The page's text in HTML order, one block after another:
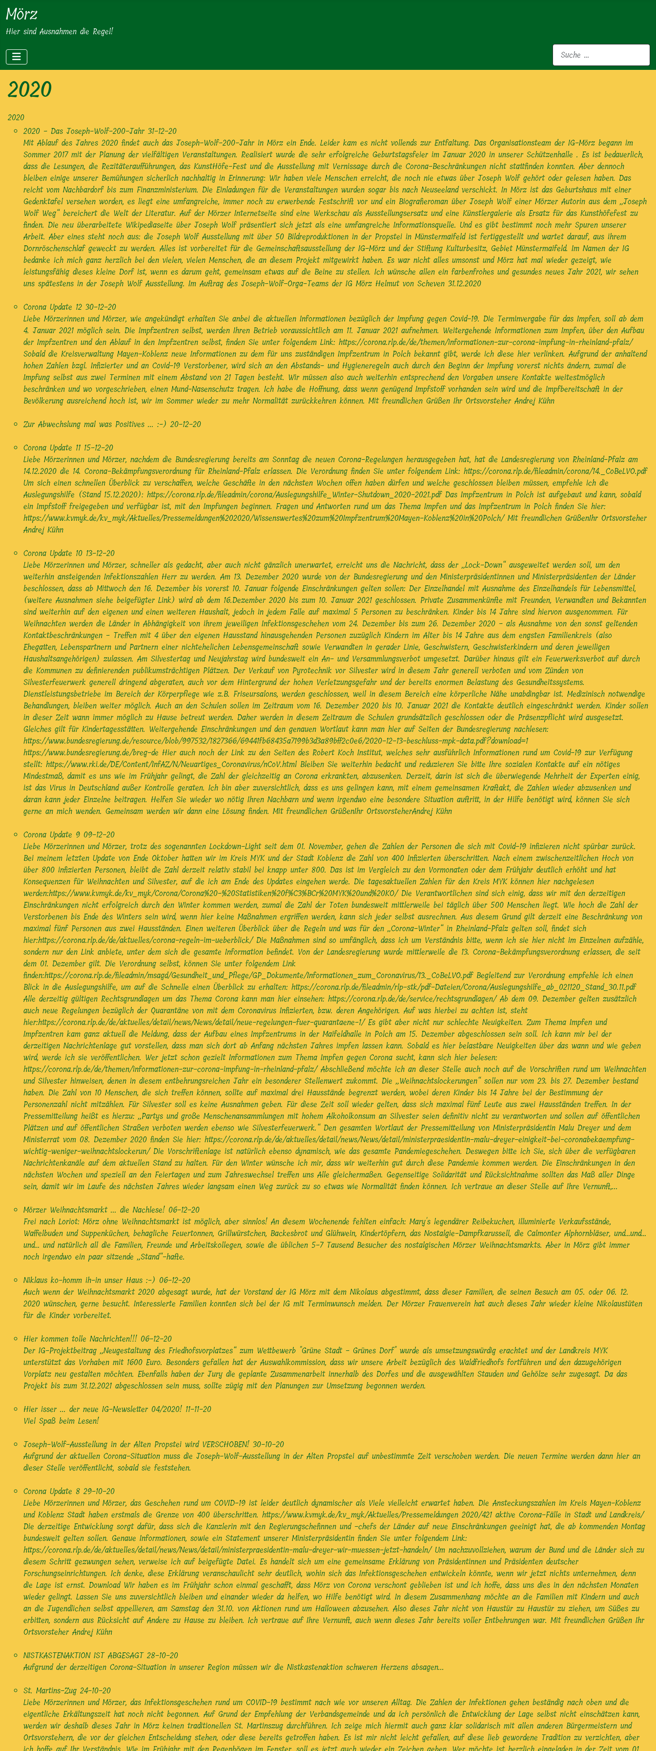
Mörz
Hier sind Ausnahmen die Regel!
Suchen
2020
2020
2020 - Das Joseph-Wolf-200-Jahr 31-12-20
Mit Ablauf des Jahres 2020 findet auch das Joseph-Wolf-200-Jahr in Mörz ein Ende. Leider kam es nicht vollends zur Entfaltung. Das Organisationsteam der IG-Mörz begann im
Sommer 2017 mit der Planung der vielfältigen Veranstaltungen. Realisiert wurde die sehr erfolgreiche Geburtstagsfeier im Januar 2020 in unserer Schützenhalle . Es ist bedauerlich,
dass die Lesungen, die Rezitäteraufführungen, das KunstHöfe-Fest und die Ausstellung mit Vernissage durch die Corona-Beschränkungen nicht stattfinden konnten. Aber dennoch
bleiben einige unserer Bemühungen sicherlich nachhaltig in Erinnerung: Wir haben viele Menschen erreicht, die noch nie etwas über Joseph Wolf gehört oder gelesen haben. Das
reicht vom Nachbardorf bis zum Finanzministerium. Die Einladungen für die Veranstaltungen wurden sogar bis nach Neuseeland verschickt. In Mörz ist das Geburtshaus mit einer
Gedenktafel versehen worden, es liegt eine umfangreiche, immer noch zu erwerbende Festschrift vor und ein Biografieroman über Joseph Wolf einer Mörzer Autorin aus dem „Joseph
Wolf Weg“ bereichert die Welt der Literatur. Auf der Mörzer Internetseite sind eine Werkschau als Ausstellungsersatz und eine Künstlergalerie als Ersatz für das Kunsthöfefest zu
finden. Die neu überarbeitete Wikipediaseite über Joseph Wolf präsentiert sich jetzt als eine umfangreiche Informationsquelle. Und es gibt bestimmt noch mehr Spuren unserer
Arbeit. Aber eines steht noch aus: die Joseph Wolf Ausstellung mit über 50 Bildreproduktionen in der Propstei in Münstermaifeld ist fertiggestellt und wartet darauf, aus ihrem
Dornröschenschlaf geweckt zu werden. Alles ist vorbereitet für die Gemeinschaftsausstellung der IG-Mörz und der Stiftung Kulturbesitz, Gebiet Münstermaifeld. Im Namen der IG
bedanke ich mich ganz herzlich bei den vielen, vielen Menschen, die an diesem Projekt mitgewirkt haben. Es war nicht alles umsonst und Mörz hat mal wieder gezeigt, wie
leistungsfähig dieses kleine Dorf ist, wenn es darum geht, gemeinsam etwas auf die Beine zu stellen. Ich wünsche allen ein farbenfrohes und gesundes neues Jahr 2021, wir sehen
uns spätestens in der Joseph Wolf Ausstellung. Im Auftrag des Joseph-Wolf-Orga-Teams der IG Mörz Helmut von Scheven 31.12.2020
Corona Update 12 30-12-20
Liebe Mörzerinnen und Mörzer, wie angekündigt erhalten Sie anbei die aktuellen Informationen bezüglich der Impfung gegen Covid-19. Die Terminvergabe für das Impfen, soll ab dem
4. Januar 2021 möglich sein. Die Impfzentren selbst, werden Ihren Betrieb voraussichtlich am 11. Januar 2021 aufnehmen. Weitergehende Informationen zum Impfen, über den Aufbau
der Impfzentren und den Ablauf in den Impfzentren selbst, finden Sie unter folgendem Link: https://corona.rlp.de/de/themen/informationen-zur-corona-impfung-in-rheinland-pfalz/
Sobald die Kreisverwaltung Mayen-Koblenz neue Informationen zu dem für uns zuständigen Impfzentrum in Polch bekannt gibt, werde ich diese hier verlinken. Aufgrund der anhaltend
hohen Zahlen bzgl. Infizierter und an Covid-19 Verstorbener, wird sich an den Abstands- und Hygieneregeln auch durch den Beginn der Impfung vorerst nichts ändern, zumal die
Impfung selbst aus zwei Terminen mit einem Abstand von 21 Tagen besteht. Wir müssen also auch weiterhin entsprechend den Vorgaben unsere Kontakte weitestmöglich
beschränken und wo vorgeschrieben, einen Mund-Nasenschutz tragen. Ich habe die Hoffnung, dass wenn genügend Impfstoff vorhanden sein wird und die Impfbereitschaft in der
Bevölkerung ausreichend hoch ist, wir im Sommer wieder zu mehr Normalität zurückkehren können. Mit freundlichen Grüßen Ihr Ortsvorsteher Andrej Kühn
Zur Abwechslung mal was Positives ... :-) 20-12-20
Corona Update 11 15-12-20
Liebe Mörzerinnen und Mörzer, nachdem die Bundesregierung bereits am Sonntag die neuen Corona-Regelungen herausgegeben hat, hat die Landesregierung von Rheinland-Pfalz am
14.12.2020 die 14. Corona-Bekämpfungsverordnung für Rheinland-Pfalz erlassen. Die Verordnung finden Sie unter folgendem Link: https://corona.rlp.de/fileadmin/corona/14._CoBeLVO.pdf
Um sich einen schnellen Überblick zu verschaffen, welche Geschäfte in den nächsten Wochen offen haben dürfen und welche geschlossen bleiben müssen, empfehle ich die
Auslegungshilfe (Stand 15.12.2020): https://corona.rlp.de/fileadmin/corona/Auslegungshilfe_Winter-Shutdown_2020-2021.pdf Das Impfzentrum in Polch ist aufgebaut und kann, sobald
ein Impfstoff freigegeben und verfügbar ist, mit den Impfungen beginnen. Fragen und Antworten rund um das Thema Impfen und das Impfzentrum in Polch finden Sie hier:
https://www.kvmyk.de/kv_myk/Aktuelles/Pressemeldungen%202020/Wissenswertes%20zum%20Impfzentrum%20Mayen-Koblenz%20in%20Polch/ Mit freundlichen GrüßenIhr Ortsvorsteher
Andrej Kühn
Corona Update 10 13-12-20
Liebe Mörzerinnen und Mörzer, schneller als gedacht, aber auch nicht gänzlich unerwartet, erreicht uns die Nachricht, dass der „Lock-Down“ ausgeweitet werden soll, um den
weiterhin ansteigenden Infektionszahlen Herr zu werden. Am 13. Dezember 2020 wurde von der Bundesregierung und den Ministerpräsidentinnen und Ministerpräsidenten der Länder
beschlossen, dass ab Mittwoch den 16. Dezember bis vorerst 10. Januar folgende Einschränkungen gelten sollen: Der Einzelhandel mit Ausnahme des Einzelhandels für Lebensmittel,
(weitere Ausnahmen siehe beigefügter Link) wird ab dem 16.Dezember 2020 bis zum 10. Januar 2021 geschlossen. Private Zusammenkünfte mit Freunden, Verwandten und Bekannten
sind weiterhin auf den eigenen und einen weiteren Haushalt, jedoch in jedem Falle auf maximal 5 Personen zu beschränken. Kinder bis 14 Jahre sind hiervon ausgenommen. Für
Weihnachten werden die Länder in Abhängigkeit von ihrem jeweiligen Infektionsgeschehen vom 24. Dezember bis zum 26. Dezember 2020 - als Ausnahme von den sonst geltenden
Kontaktbeschränkungen - Treffen mit 4 über den eigenen Hausstand hinausgehenden Personen zuzüglich Kindern im Alter bis 14 Jahre aus dem engsten Familienkreis (also
Ehegatten, Lebenspartnern und Partnern einer nichtehelichen Lebensgemeinschaft sowie Verwandten in gerader Linie, Geschwistern, Geschwisterkindern und deren jeweiligen
Haushaltsangehörigen) zulassen. Am Silvestertag und Neujahrstag wird bundesweit ein An- und Versammlungsverbot umgesetzt. Darüber hinaus gilt ein Feuerwerksverbot auf durch
die Kommunen zu definierenden publikumsträchtigen Plätzen. Der Verkauf von Pyrotechnik vor Silvester wird in diesem Jahr generell verboten und vom Zünden von
Silvesterfeuerwerk generell dringend abgeraten, auch vor dem Hintergrund der hohen Verletzungsgefahr und der bereits enormen Belastung des Gesundheitssystems.
Dienstleistungsbetriebe im Bereich der Körperpflege wie z.B. Friseursalons, werden geschlossen, weil in diesem Bereich eine körperliche Nähe unabdingbar ist. Medizinisch notwendige
Behandlungen, bleiben weiter möglich. Auch an den Schulen sollen im Zeitraum vom 16. Dezember 2020 bis 10. Januar 2021 die Kontakte deutlich eingeschränkt werden. Kinder sollen
in dieser Zeit wann immer möglich zu Hause betreut werden. Daher werden in diesem Zeitraum die Schulen grundsätzlich geschlossen oder die Präsenzpflicht wird ausgesetzt.
Gleiches gilt für Kindertagesstätten. Weitergehende Einschränkungen und den genauen Wortlaut kann man hier auf Seiten der Bundesregierung nachlesen:
https://www.bundesregierung.de/resource/blob/997532/1827366/69441fb68435a7199b3d3a89bff2c0e6/2020-12-13-beschluss-mpk-data.pdf?download=1
https://www.bundesregierung.de/breg-de Hier auch noch der Link zu den Seiten des Robert Koch Institut, welches sehr ausführlich Informationen rund um Covid-19 zur Verfügung
stellt: https://www.rki.de/DE/Content/InfAZ/N/Neuartiges_Coronavirus/nCoV.html Bleiben Sie weiterhin bedacht und reduzieren Sie bitte Ihre sozialen Kontakte auf ein nötiges
Mindestmaß, damit es uns wie im Frühjahr gelingt, die Zahl der gleichzeitig an Corona erkrankten, abzusenken. Derzeit, darin ist sich die überwiegende Mehrheit der Experten einig,
ist das Virus in Deutschland außer Kontrolle geraten. Ich bin aber zuversichtlich, dass es uns gelingen kann, mit einem gemeinsamen Kraftakt, die Zahlen wieder abzusenken und
daran kann jeder Einzelne beitragen. Helfen Sie wieder wo nötig Ihren Nachbarn und wenn irgendwo eine besondere Situation auftritt, in der Hilfe benötigt wird, können Sie sich
gerne an mich wenden. Gemeinsam werden wir dann eine Lösung finden. Mit freundlichen GrüßenIhr OrtsvorsteherAndrej Kühn
Corona Update 9 09-12-20
Liebe Mörzerinnen und Mörzer, trotz des sogenannten Lockdown-Light seit dem 01. November, gehen die Zahlen der Personen die sich mit Covid-19 infizieren nicht spürbar zurück.
Bei meinem letzten Update von Ende Oktober hatten wir im Kreis MYK und der Stadt Koblenz die Zahl von 400 Infizierten überschritten. Nach einem zwischenzeitlichen Hoch von
über 800 infizierten Personen, bleibt die Zahl derzeit relativ stabil bei knapp unter 800. Das ist im Vergleich zu den Vormonaten oder dem Frühjahr deutlich erhöht und hat
Konsequenzen für Weihnachten und Silvester, auf die ich am Ende des Updates eingehen werde. Die tagesaktuellen Zahlen für den Kreis MYK können hier nachgelesen
werden:https://www.kvmyk.de/kv_myk/Corona/Corona%20-%20Statistiken%20f%C3%BCr%20MYK%20und%20KO/Die Verantwortlichen sind sich einig, dass wir mit den derzeitigen
Einschränkungen nicht erfolgreich durch den Winter kommen werden, zumal die Zahl der Toten bundesweit mittlerweile bei täglich über 500 Menschen liegt. Wie hoch die Zahl der
Verstorbenen bis Ende des Winters sein wird, wenn hier keine Maßnahmen ergriffen werden, kann sich jeder selbst ausrechnen. Aus diesem Grund gilt derzeit eine Beschränkung von
maximal fünf Personen aus zwei Hausständen. Einen weiteren Überblick über die Regeln und was für den „Corona-Winter“ in Rheinland-Pfalz gelten soll, findet sich
hier:https://corona.rlp.de/de/aktuelles/corona-regeln-im-ueberblick/Die Maßnahmen sind so umfänglich, dass ich um Verständnis bitte, wenn ich sie hier nicht im Einzelnen aufzähle,
sondern nur den Link anbiete, unter dem sich die gesamte Information befindet. Von der Landesregierung wurde mittlerweile die 13. Corona-Bekämpfungsverordnung erlassen, die seit
dem 01. Dezember gilt. Die Verordnung selbst, können Sie unter folgendem Link
finden:https://corona.rlp.de/fileadmin/msagd/Gesundheit_und_Pflege/GP_Dokumente/Informationen_zum_Coronavirus/13._CoBeLVO.pdfBegleitend zur Verordnung empfehle ich einen
Blick in die Auslegungshilfe, um auf die Schnelle einen Überblick zu erhalten: https://corona.rlp.de/fileadmin/rlp-stk/pdf-Dateien/Corona/Auslegungshilfe_ab_021120_Stand_30.11.pdf
Alle derzeitig gültigen Rechtsgrundlagen um das Thema Corona kann man hier einsehen: https://corona.rlp.de/de/service/rechtsgrundlagen/Ab dem 09. Dezember gelten zusätzlich
auch neue Regelungen bezüglich der Quarantäne von mit dem Coronavirus Infizierten, bzw. deren Angehörigen. Auf was hierbei zu achten ist, steht
hier:https://corona.rlp.de/de/aktuelles/detail/news/News/detail/neue-regelungen-fuer-quarantaene-1/Es gibt aber nicht nur schlechte Neuigkeiten. Zum Thema Impfen und
Impfzentren kam ganz aktuell die Meldung, dass der Aufbau eines Impfzentrums in der Maifeldhalle in Polch am 15. Dezember abgeschlossen sein soll. Ich kann mir bei der
derzeitigen Nachrichtenlage gut vorstellen, dass man sich dort ab Anfang nächsten Jahres impfen lassen kann. Sobald es hier belastbare Neuigkeiten über das wann und wie geben
wird, werde ich sie veröffentlichen. Wer jetzt schon gezielt Informationen zum Thema Impfen gegen Corona sucht, kann sich hier belesen:
https://corona.rlp.de/de/themen/informationen-zur-corona-impfung-in-rheinland-pfalz/Abschließend möchte ich an dieser Stelle auch noch auf die Vorschriften rund um Weihnachten
und Silvester hinweisen, denen in diesem entbehrungsreichen Jahr ein besonderer Stellenwert zukommt. Die „Weihnachtslockerungen“ sollen nur vom 23. bis 27. Dezember bestand
haben. Die Zahl von 10 Menschen, die sich treffen können, sollte auf maximal drei Hausstände begrenzt werden, wobei deren Kinder bis 14 Jahre bei der Bestimmung der
Personenzahl nicht mitzählen. Für Silvester soll es keine Ausnahmen geben. Für diese Zeit soll wieder gelten, dass sich maximal fünf Leute aus zwei Hausständen treffen. In der
Pressemitteilung heißt es hierzu: „Partys und große Menschenansammlungen mit hohem Alkoholkonsum an Silvester seien definitiv nicht zu verantworten und sollen auf öffentlichen
Plätzen und auf öffentlichen Straßen verboten werden ebenso wie Silvesterfeuerwerk.“ Den gesamten Wortlaut der Pressemitteilung von Ministerpräsidentin Malu Dreyer und dem
Ministerrat vom 08. Dezember 2020 finden Sie hier: https://corona.rlp.de/de/aktuelles/detail/news/News/detail/ministerpraesidentin-malu-dreyer-einigkeit-bei-coronabekaempfung-
wichtig-weniger-weihnachtslockerun/Die Vorschriftenlage ist natürlich ebenso dynamisch, wie das gesamte Pandemiegeschehen. Deswegen bitte ich Sie, sich über die verfügbaren
Nachrichtenkanäle auf dem aktuellen Stand zu halten. Für den Winter wünsche ich mir, dass wir weiterhin gut durch diese Pandemie kommen werden. Die Einschränkungen in den
nächsten Wochen und speziell an den Feiertagen und zum Jahreswechsel treffen uns Alle gleichermaßen. Gegenseitige Solidarität und Rücksichtnahme sollten das Maß aller Dinge
sein, damit wir im Laufe des nächsten Jahres wieder langsam einen Weg zurück zu so etwas wie Normalität finden können. Ich vertraue an dieser Stelle auf Ihre Vernunft,...
Mörzer Weihnachtsmarkt ... die Nachlese! 06-12-20
Frei nach Loriot: Mörz ohne Weihnachtsmarkt ist möglich, aber sinnlos! An diesem Wochenende fehlten einfach: Mary's legendärer Reibekuchen, illuminierte Verkaufsstände,
Waffelbuden und Suppenküchen, behagliche Feuertonnen, Grillwürstchen, Backesbrot und Glühwein, Kindertöpfern, das Nostalgie-Dampfkarussell, die Calmonter Alphornbläser, und…und…
und… und natürlich all die Familien, Freunde und Arbeitskollegen, sowie die üblichen 5-7 Tausend Besucher des nostalgischen Mörzer Weihnachtsmarkts. Aber in Mörz gibt immer
noch irgendwo ein paar sitzende „Stand“-hafte.
Niklaus ko-homm ih-in unser Haus :-) 06-12-20
Auch wenn der Weihnachtsmarkt 2020 abgesagt wurde, hat der Vorstand der IG Mörz mit dem Nikolaus abgestimmt, dass dieser Familien, die seinen Besuch am 05. oder 06. 12.
2020 wünschen, gerne besucht. Interessierte Familien konnten sich bei der IG mit Terminwunsch melden. Der Mörzer Frauenverein hat auch dieses Jahr wieder kleine Nikolaustüten
für die Kinder vorbereitet.
Hier kommen tolle Nachrichten!!! 06-12-20
Der IG-Projektbeitrag „Neugestaltung des Friedhofsvorplatzes“ zum Wettbewerb "Grüne Stadt - Grünes Dorf" wurde als umsetzungswürdig erachtet und der Landkreis MYK
unterstützt das Vorhaben mit 1600 Euro. Besonders gefallen hat der Auswahlkommission, dass wir unsere Arbeit bezüglich des Waldfriedhofs fortführen und den dazugehörigen
Vorplatz neu gestalten möchten. Ebenfalls haben der Jury die geplante Zusammenarbeit innerhalb des Dorfes und die ausgewählten Stauden und Gehölze sehr zugesagt. Da das
Projekt bis zum 31.12.2021 abgeschlossen sein muss, sollte zügig mit den Planungen zur Umsetzung begonnen werden.
Hier isser ... der neue IG-Newsletter 04/2020! 11-11-20
Viel Spaß beim Lesen!
Joseph-Wolf-Ausstellung in der Alten Propstei wird VERSCHOBEN! 30-10-20
Aufgrund der aktuellen Corona-Situation muss die Joseph-Wolf-Ausstellung in der Alten Propstei auf unbestimmte Zeit verschoben werden. Die neuen Termine werden dann hier an
dieser Stelle veröffentlicht, sobald sie feststehen.
Corona Update 8 29-10-20
Liebe Mörzerinnen und Mörzer, das Geschehen rund um COVID-19 ist leider deutlich dynamischer als Viele vielleicht erwartet haben. Die Ansteckungszahlen im Kreis Mayen-Koblenz
und Koblenz Stadt haben erstmals die Grenze von 400 überschritten. https://www.kvmyk.de/kv_myk/Aktuelles/Pressemeldungen 2020/421 aktive Corona-Fälle in Stadt und Landkreis/
Die derzeitige Entwicklung sorgt dafür, dass sich die Kanzlerin mit den Regierungschefinnen und -chefs der Länder auf neue Einschränkungen geeinigt hat, die ab kommenden Montag
bundesweit gelten sollen. Genaue Informationen, sowie ein Statement unserer Ministerpräsidentin finden Sie unter folgendem Link:
https://corona.rlp.de/de/aktuelles/detail/news/News/detail/ministerpraesidentin-malu-dreyer-wir-muessen-jetzt-handeln/ Um nachzuvollziehen, warum der Bund und die Länder sich zu
diesem Schritt gezwungen sehen, verweise ich auf beigefügte Datei. Es handelt sich um eine gemeinsame Erklärung von Präsidentinnen und Präsidenten deutscher
Forschungseinrichtungen. Ich denke, diese Erklärung veranschaulicht sehr deutlich, wohin sich das Infektionsgeschehen entwickeln könnte, wenn wir jetzt nichts unternehmen, denn
die Lage ist ernst. Download Wir haben es im Frühjahr schon einmal geschafft, dass Mörz von Corona verschont geblieben ist und ich hoffe, dass uns dies in den nächsten Monaten
wieder gelingt. Lassen Sie uns zuversichtlich bleiben und einander wieder da helfen, wo Hilfe benötigt wird. In diesem Zusammenhang möchte an die Familien mit Kindern und auch
an die Jugendlichen selbst appellieren, am Samstag den 31.10. von Aktionen rund um Halloween abzusehen. Also dieses Jahr nicht von Haustür zu Haustür zu ziehen, um Süßes zu
erbitten, sondern aus Rücksicht auf Andere zu Hause zu bleiben. Ich vertraue auf Ihre Vernunft, auch wenn dieses Jahr bereits voller Entbehrungen war. Mit freundlichen Grüßen Ihr
Ortsvorsteher Andrej Kühn
NISTKASTENAKTION IST ABGESAGT 28-10-20
Aufgrund der derzeitigen Corona-Situation in unserer Region müssen wir die Nistkastenaktion schweren Herzens absagen...
St. Martins-Zug 24-10-20
Liebe Mörzerinnen und Mörzer, das Infektionsgeschehen rund um COVID-19 bestimmt nach wie vor unseren Alltag. Die Zahlen der Infektionen gehen beständig nach oben und die
eigentliche Erkältungszeit hat noch nicht begonnen. Auf Grund der Empfehlung der Verbandsgemeinde und da ich persönlich die Entwicklung der Lage selbst nicht einschätzen kann,
werden wir deshalb dieses Jahr in Mörz keinen traditionellen St. Martinszug durchführen. Ich zeige mich hiermit auch ganz klar solidarisch mit allen anderen Bürgermeistern und
Ortsvorstehern, die vor der gleichen Entscheidung stehen, oder diese bereits getroffen haben. Es ist mir nicht leicht gefallen, auf diese lieb gewordene Tradition zu verzichten, aber